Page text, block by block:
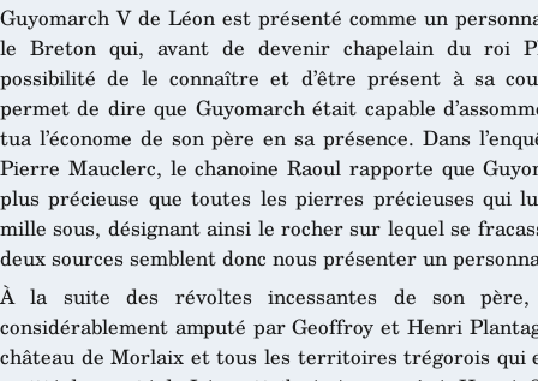
Guyomarch V de Léon est présenté comme un
le Breton qui, avant de devenir chapelain du roi
possibilité de le connaître et d’être présent à sa
permet de dire que Guyomarch était capable
tua l’économe de son père en sa présence. Dans
Pierre Mauclerc, le chanoine Raoul rapporte que
plus précieuse que toutes les pierres précieuses qui
mille sous, désignant ainsi le rocher sur lequel se
deux sources semblent donc nous présenter un
À la suite des révoltes incessantes de son
considérablement amputé par Geoffroy et Henri
château de Morlaix et tous les territoires trégorois qui